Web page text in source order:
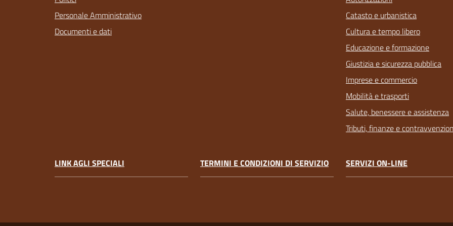
Personale Amministrativo
Documenti e dati
Catasto e urbanistica
Cultura e tempo libero
Educazione e formazione
Giustizia e sicurezza pubblica
Imprese e commercio
Mobilità e trasporti
Salute, benessere e assistenza
Tributi, finanze e
LINK AGLI SPECIALI TERMINI E CONDIZIONI DI SERVIZIO SERVIZI ON-LINE